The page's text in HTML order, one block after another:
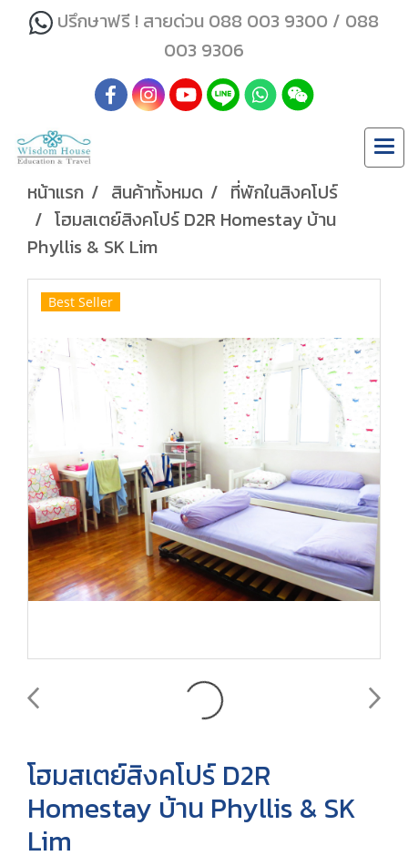
ปรึกษาฟรี ! สายด่วน 088 003 9300 / 088
003 9306
หน้าแรก สินค้าทั้งหมด
ที่พักในสิงคโปร์
โฮมสเตย์สิงคโปร์ D2R Homestay บ้าน
Phyllis & SK Lim
Best Seller
โฮมสเตย์สิงคโปร์ D2R
Homestay บ้าน Phyllis & SK
Lim